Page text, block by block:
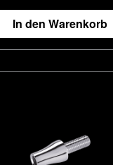
In den Warenkorb